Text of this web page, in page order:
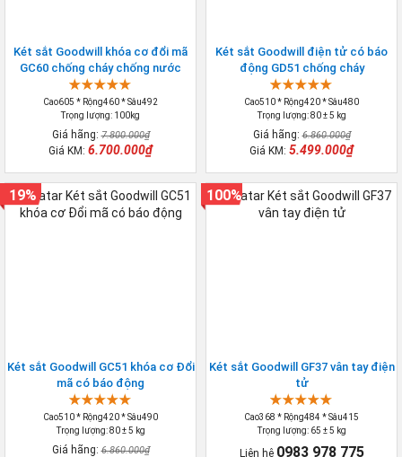
Két sắt Goodwill khóa cơ đổi mã
GC60 chống cháy chống nước
Cao605 * Rộng460 * Sâu492
Trọng lượng: 100kg
Giá hãng:7.800.000₫
Giá KM: 6.700.000₫
Két sắt Goodwill điện tử có báo
động GD51 chống cháy
Cao510 * Rộng420 * Sâu480
Trọng lượng: 80 ± 5 kg
Giá hãng:6.860.000₫
Giá KM: 5.499.000₫
Két sắt Goodwill GC51 khóa cơ Đổi
mã có báo động
Cao510 * Rộng420 * Sâu490
Trọng lượng: 80 ± 5 kg
Giá hãng:6.860.000₫
19%
Két sắt Goodwill GF37 vân tay điện
tử
Cao368 * Rộng484 * Sâu415
Trọng lượng: 65 ± 5 kg
Liên hệ 0983 978 775
100%